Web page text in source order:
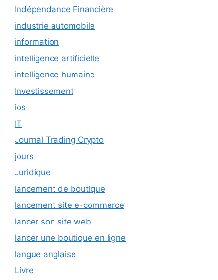
Indépendance Financière
industrie automobile
information
intelligence artificielle
intelligence humaine
Investissement
ios
IT
Journal Trading Crypto
jours
Juridique
lancement de boutique
lancement site e-commerce
lancer son site web
lancer une boutique en ligne
langue anglaise
Livre